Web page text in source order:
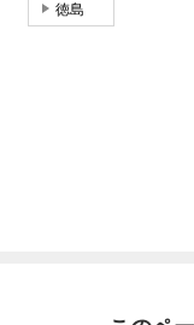
徳島